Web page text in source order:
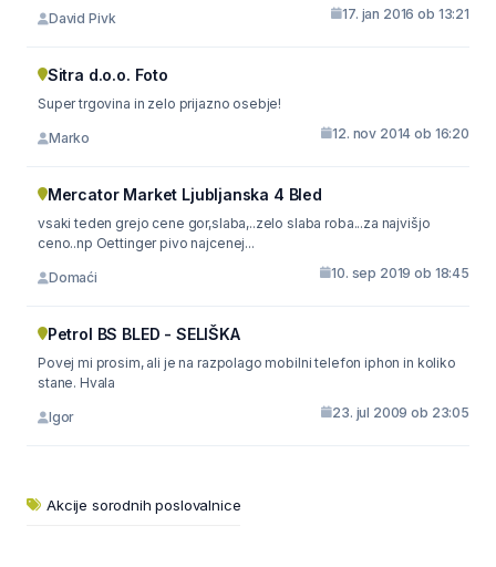
David Pivk 17. jan 2016 ob 13:21
Sitra d.o.o. Foto
Super trgovina in zelo prijazno osebje!
Marko 12. nov 2014 ob 16:20
Mercator Market Ljubljanska 4 Bled
vsaki teden grejo cene gor,slaba,..zelo slaba roba...za najvišjo
ceno..np Oettinger pivo najcenej...
Domaći 10. sep 2019 ob 18:45
Petrol BS BLED - SELIŠKA
Povej mi prosim, ali je na razpolago mobilni telefon iphon in koliko
stane. Hvala
Igor 23. jul 2009 ob 23:05
Akcije sorodnih poslovalnice